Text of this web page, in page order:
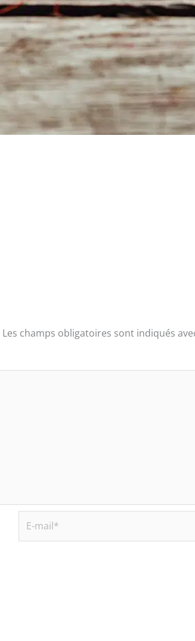
Les champs obligatoires sont indiqués
mail*